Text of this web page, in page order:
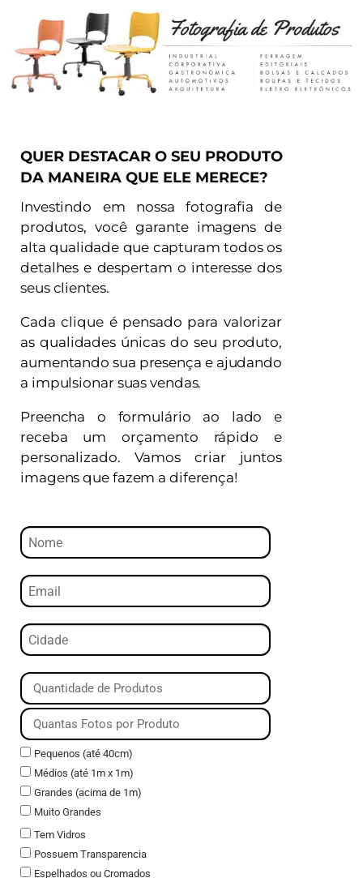
QUER DESTACAR O SEU PRODUTO
DA MANEIRA QUE ELE MERECE?
Investindo em nossa fotografia de
produtos, você garante imagens de
alta qualidade que capturam todos os
detalhes e despertam o interesse dos
seus clientes.
Cada clique é pensado para valorizar
as qualidades únicas do seu produto,
aumentando sua presença e ajudando
a impulsionar suas vendas.
Preencha o formulário ao lado e
receba um orçamento rápido e
personalizado. Vamos criar juntos
imagens que fazem a diferença!
Pequenos (até 40cm)
Médios (até 1m x 1m)
Grandes (acima de 1m)
Muito Grandes
Tem Vidros
Possuem Transparencia
Espelhados ou Cromados